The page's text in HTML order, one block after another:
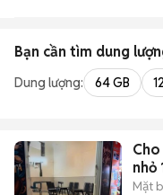
Bạn cần tìm dung
Dung lượng: 64 GB
nhỏ
Mặt